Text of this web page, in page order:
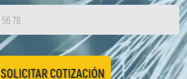
SOLICITAR COTIZACIÓN